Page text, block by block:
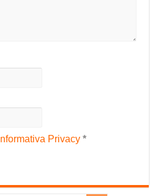
Informativa Privacy*